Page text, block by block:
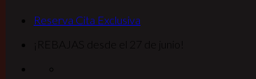
Reserva Cita Exclusiva